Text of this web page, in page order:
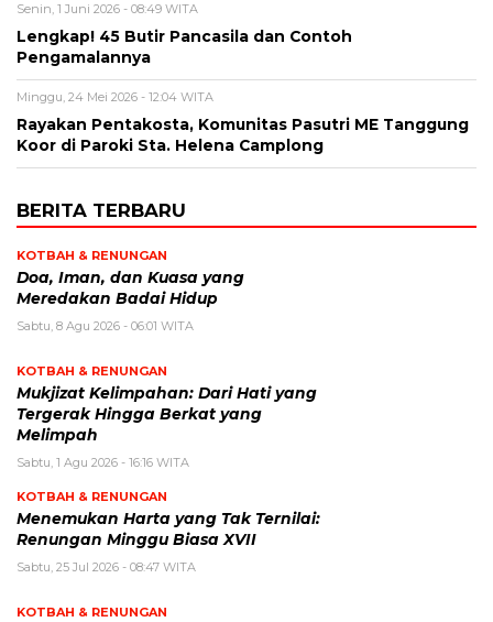
Senin, 1 Juni 2026 - 08:49 WITA
Lengkap! 45 Butir Pancasila dan Contoh
Pengamalannya
Minggu, 24 Mei 2026 - 12:04 WITA
Rayakan Pentakosta, Komunitas Pasutri ME Tanggung
Koor di Paroki Sta. Helena Camplong
BERITA TERBARU
KOTBAH & RENUNGAN
​Doa, Iman, dan Kuasa yang
Meredakan Badai Hidup
Sabtu, 8 Agu 2026 - 06:01 WITA
KOTBAH & RENUNGAN
Mukjizat Kelimpahan: Dari Hati yang
Tergerak Hingga Berkat yang
Melimpah
Sabtu, 1 Agu 2026 - 16:16 WITA
KOTBAH & RENUNGAN
Menemukan Harta yang Tak Ternilai:
Renungan Minggu Biasa XVII
Sabtu, 25 Jul 2026 - 08:47 WITA
KOTBAH & RENUNGAN